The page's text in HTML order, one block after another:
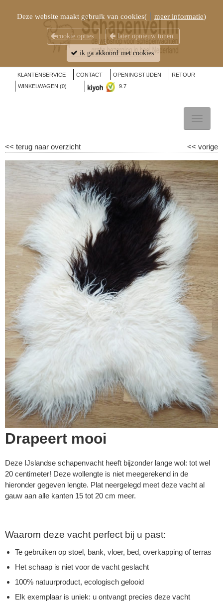
KLANTENSERVICE CONTACT OPENINGSTIJDEN
RETOUR
WINKELWAGEN (0) 9.7
▼
▼
<< terug naar overzicht << vorige
Drapeert mooi
Deze IJslandse schapenvacht heeft bijzonder lange wol: tot wel
20 centimeter! Deze wollengte is niet meegerekend in de
hieronder gegeven lengte. Plat neergelegd meet deze vacht al
gauw aan alle kanten 15 tot 20 cm meer.
Waarom deze vacht perfect bij u past:
Te gebruiken op stoel, bank, vloer, bed, overkapping of terras
Het schaap is niet voor de vacht geslacht
100% natuurproduct, ecologisch gelooid
Elk exemplaar is uniek: u ontvangt precies deze vacht
Deze website maakt gebruik van cookies( meer informatie)
cookie opties later opnieuw tonen
ik ga akkoord met cookies